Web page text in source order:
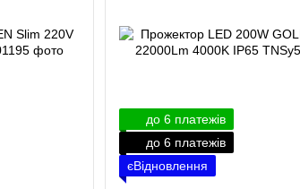
до 6 платежів
до 6 платежів
єВідновлення